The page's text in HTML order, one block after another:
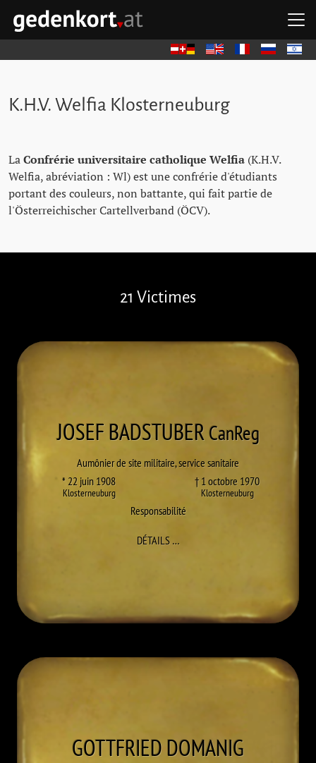
Aller au contenu principal
Aller à la navigation principale
Aller aux liens rapides
GEDENKORT - ACCUEIL
DeutschEnglish FrançaisРусский
עברית
K.H.V. Welfia Klosterneuburg
LaConfrérie universitaire catholique Welfia (K.H.V.
Welfia, abréviation : Wl) est une confrérie d'étudiants
portant des couleurs, non battante, qui fait partie de
l'Österreichischer Cartellverband (ÖCV).
21 Victimes
JOSEFBADSTUBERCanReg
Aumônier de site militaire, service sanitaire
* 22 juin 1908
Klosterneuburg
† 1 octobre 1970
Klosterneuburg
Responsabilité
DÉTAILS…À JOSEF BADSTUBER
GOTTFRIEDDOMANIG